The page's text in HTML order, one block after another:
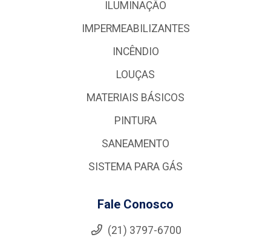
ILUMINAÇÃO
IMPERMEABILIZANTES
INCÊNDIO
LOUÇAS
MATERIAIS BÁSICOS
PINTURA
SANEAMENTO
SISTEMA PARA GÁS
Fale Conosco
(21) 3797-6700